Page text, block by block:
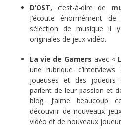
D’OST, c’est-à-dire de
J’écoute énormément
sélection de musique il
originales de jeux vidéo.
La vie de Gamers avec «
une rubrique
joueuses et des joueurs
parlent de leur passion et
blog. J’aime beaucoup
découvrir de nouveaux
vidéo et de nouveaux